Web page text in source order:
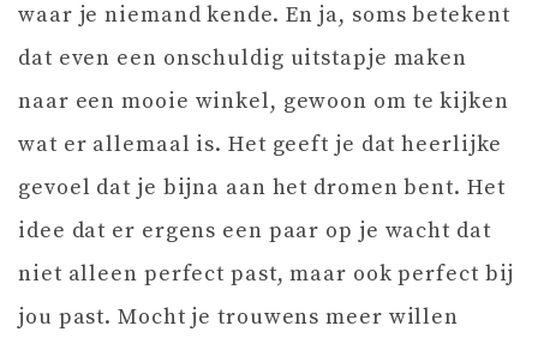
waar je niemand kende. En ja, soms betekent
dat even een onschuldig uitstapje maken
naar een mooie winkel, gewoon om te kijken
wat er allemaal is. Het geeft je dat heerlijke
gevoel dat je bijna aan het dromen bent. Het
idee dat er ergens een paar op je wacht dat
niet alleen perfect past, maar ook perfect bij
jou past. Mocht je trouwens meer willen